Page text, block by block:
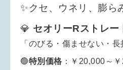
✨クセ、ウネリ、膨ら
💎 セオリーRストレー
「のびる・傷ませない・長
🟢特別 価格 ：￥20,000～